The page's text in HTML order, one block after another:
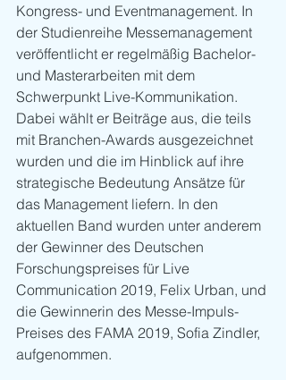
Kongress- und Eventmanagement. In
der Studienreihe Messemanagement
veröffentlicht er regelmäßig Bachelor-
und Masterarbeiten mit dem
Schwerpunkt Live-Kommunikation.
Dabei wählt er Beiträge aus, die teils
mit Branchen-Awards ausgezeichnet
wurden und die im Hinblick auf ihre
strategische Bedeutung Ansätze für
das Management liefern. In den
aktuellen Band wurden unter anderem
der Gewinner des Deutschen
Forschungspreises für Live
Communication 2019, Felix Urban, und
die Gewinnerin des Messe-Impuls-
Preises des FAMA 2019, Sofia Zindler,
aufgenommen.